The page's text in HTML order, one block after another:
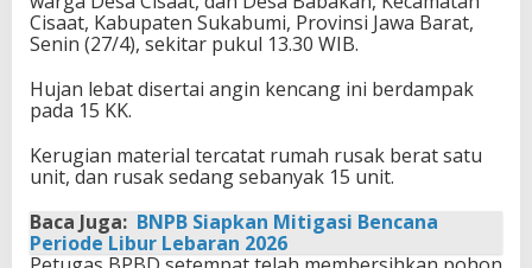
Cisaat, Kabupaten Sukabumi, Provinsi Jawa Barat,
Senin (27/4), sekitar pukul 13.30 WIB.
Hujan lebat disertai angin kencang ini berdampak
pada 15 KK.
Kerugian material tercatat rumah rusak berat satu
unit, dan rusak sedang sebanyak 15 unit.
Baca Juga: BNPB Siapkan Mitigasi Bencana
Periode Libur Lebaran 2026